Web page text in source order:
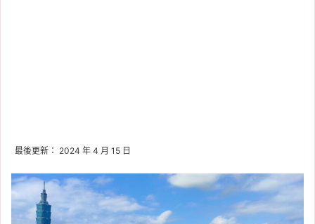
最後更新： 2024 年 4 月 15 日